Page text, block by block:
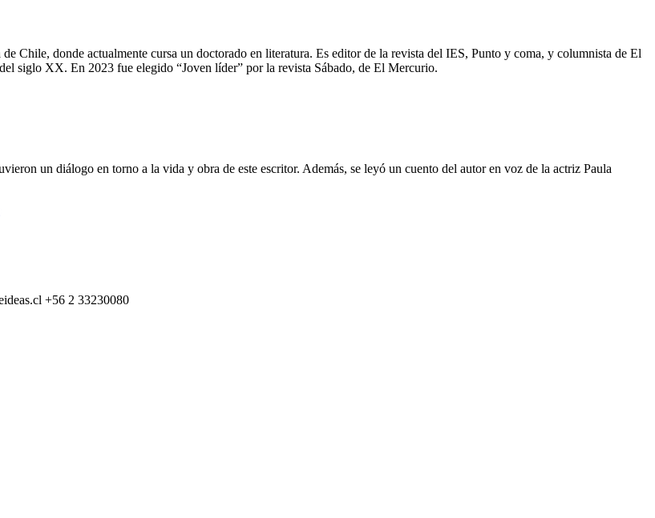
Chile, donde actualmente cursa un doctorado en literatura. Es editor de la revista del IES, Punto y coma, y columnista de El
siglo XX. En 2023 fue elegido “Joven líder” por la revista Sábado, de El Mercurio.
un diálogo en torno a la vida y obra de este escritor. Además, se leyó un cuento del autor en voz de la actriz Paula
+56 2 33230080